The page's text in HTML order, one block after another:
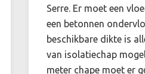
Serre. Er moet een
een betonnen
beschikbare dikte is
van isolatiechap
meter chape moet er